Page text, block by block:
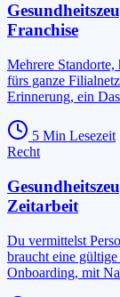
Franchise
Mehrere
fürs ganze
Erinnerung, ein
5 Min Lesezeit
Recht
Zeitarbeit
Du vermittelst
braucht eine
Onboarding, mit